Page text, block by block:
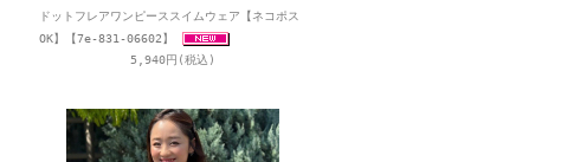
ドットフレアワンピーススイムウェア【ネコポス
OK】【7e-831-06602】
5,940円(税込)